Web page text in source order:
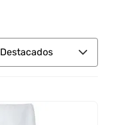
Destacados